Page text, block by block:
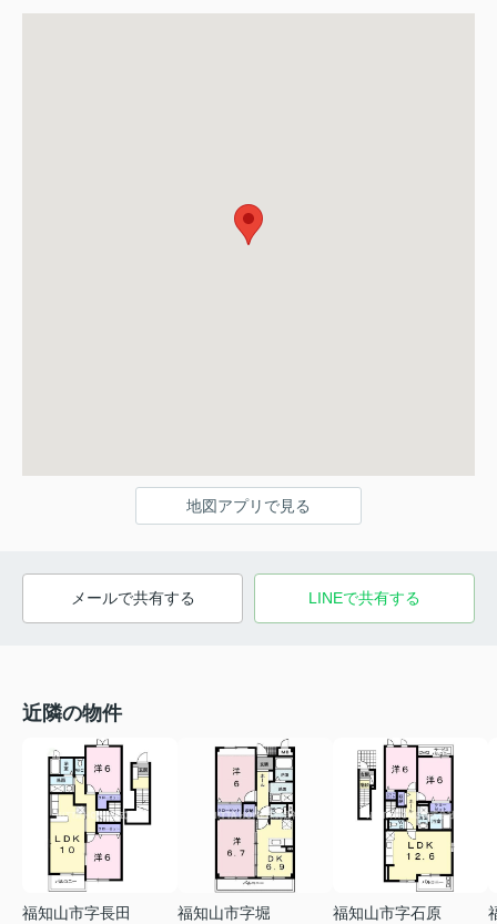
地図アプリで見る
メールで共有する LINEで共有する
近隣の物件
福知山市字長田
福知山市字堀
福知山市字石原